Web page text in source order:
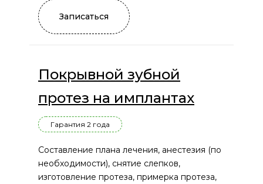
Записаться
Покрывной зубной
протез на имплантах
Гарантия 2 года
Составление плана лечения, анестезия (по
необходимости), снятие слепков,
изготовление протеза, примерка протеза,